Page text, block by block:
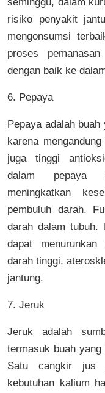
risiko penyakit
mengonsumsi
proses
dengan baik ke
6. Pepaya
Pepaya adalah
karena
juga tinggi
dalam pepaya
meningkatkan
pembuluh darah.
darah dalam tubuh.
dapat
darah tinggi,
jantung.
7. Jeruk
Jeruk adalah
termasuk buah
Satu cangkir jus
kebutuhan kalium